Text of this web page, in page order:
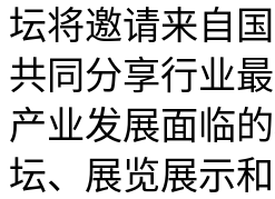
坛将邀请来自
共同分享行业
产业发展面临
坛、展览展示